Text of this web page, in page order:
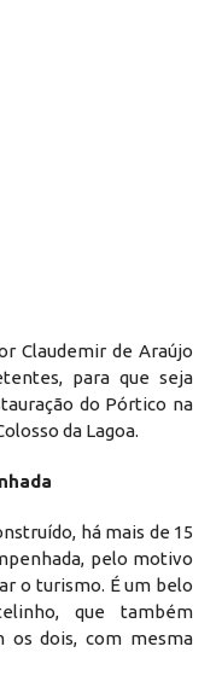
Claudemir de Araújo
para que seja
do Pórtico na
da Lagoa.
há mais de 15
pelo motivo
o turismo. É um belo
que também
os dois, com mesma